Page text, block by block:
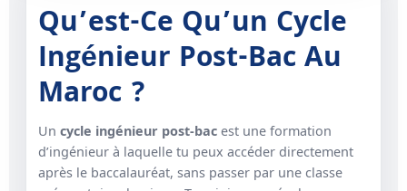
Qu’est-Ce Qu’un Cycle
Ingénieur Post-Bac Au
Maroc ?
Un cycle ingénieur post-bac est une formation
d’ingénieur à laquelle tu peux accéder directement
après le baccalauréat, sans passer par une classe